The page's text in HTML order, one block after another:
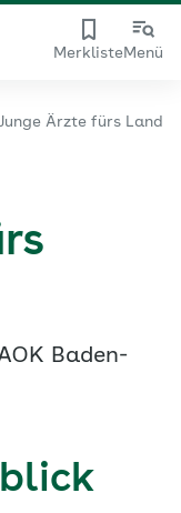
MerklisteMenü
Ärzte fürs Land
Baden-